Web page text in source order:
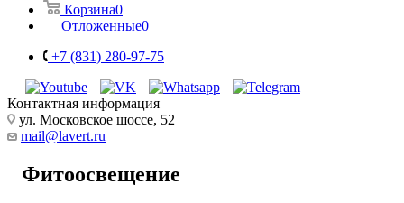
Корзина0
Отложенные0
+7 (831) 280-97-75
Контактная информация
ул. Московское шоссе, 52
mail@lavert.ru
Фитоосвещение